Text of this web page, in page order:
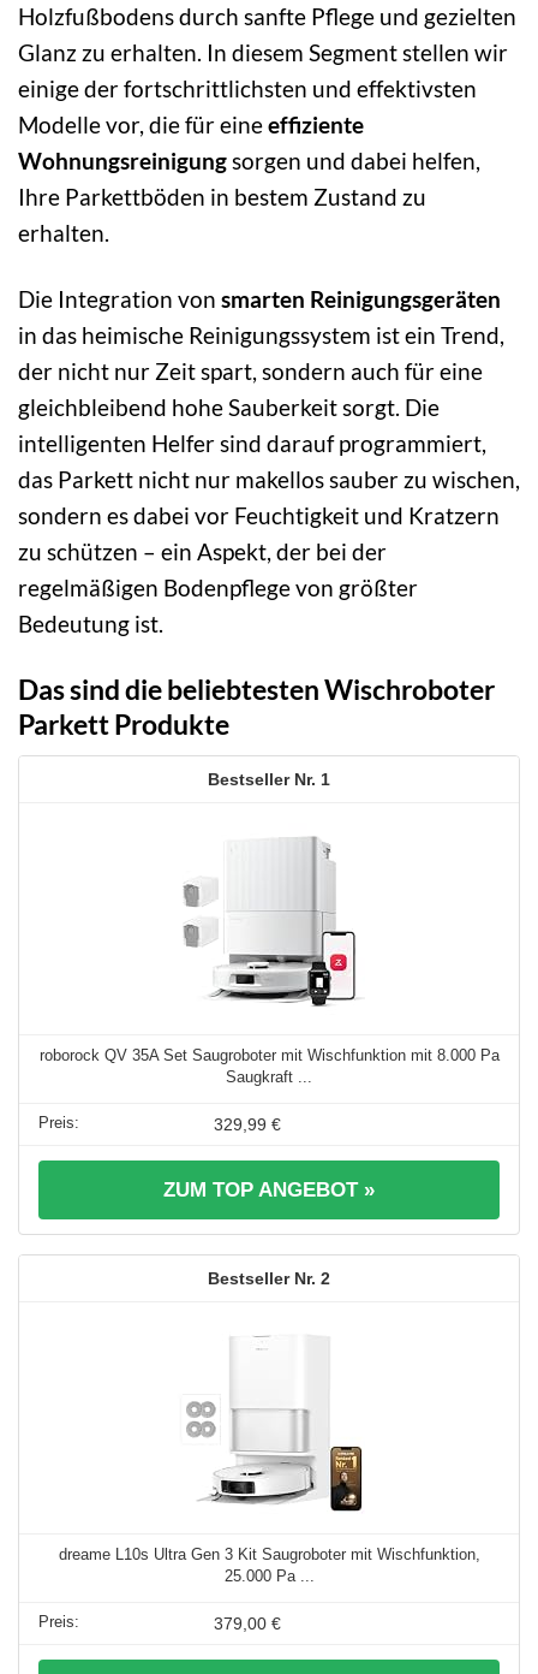
Holzfußbodens durch sanfte Pflege und gezielten
Glanz zu erhalten. In diesem Segment stellen wir
einige der fortschrittlichsten und effektivsten
Modelle vor, die für eineeffiziente
Wohnungsreinigungsorgen und dabei helfen,
Ihre Parkettböden in bestem Zustand zu
erhalten.
Die Integration von smarten Reinigungsgeräten
in das heimische Reinigungssystem ist ein Trend,
der nicht nur Zeit spart, sondern auch für eine
gleichbleibend hohe Sauberkeit sorgt. Die
intelligenten Helfer sind darauf programmiert,
das Parkett nicht nur makellos sauber zu wischen,
sondern es dabei vor Feuchtigkeit und Kratzern
zu schützen – ein Aspekt, der bei der
regelmäßigen Bodenpflege von größter
Bedeutung ist.
Das sind die beliebtesten Wischroboter
Parkett Produkte
1
roborock QV 35A Set Saugroboter mit Wischfunktion mit 8.000 Pa
Saugkraft ...
329,99 €
ZUM TOP ANGEBOT »
2
dreame L10s Ultra Gen 3 Kit Saugroboter mit Wischfunktion,
25.000 Pa ...
379,00 €